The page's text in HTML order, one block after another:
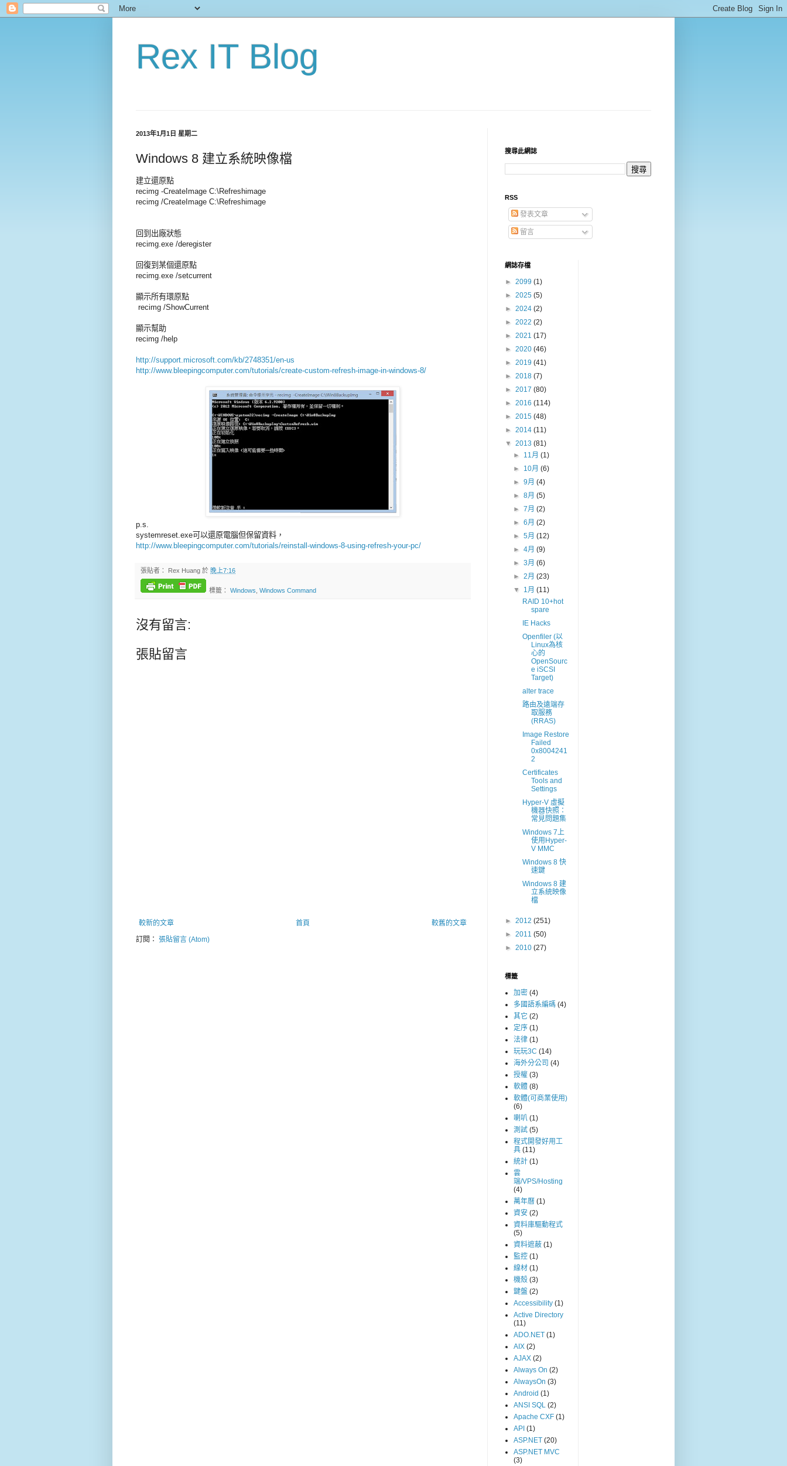
Rex IT Blog
2013年1月1日 星期二
Windows 8 建立系統映像檔
建立還原點
recimg -CreateImage C:\Refreshimage
recimg /CreateImage C:\Refreshimage
回到出廠狀態
recimg.exe /deregister
回復到某個還原點
recimg.exe /setcurrent
顯示所有環原點
recimg /ShowCurrent
顯示幫助
recimg /help
http://support.microsoft.com/kb/2748351/en-us
http://www.bleepingcomputer.com/tutorials/create-custom-refresh-image-in-windows-8/
p.s.
systemreset.exe可以還原電腦但保留資料，
http://www.bleepingcomputer.com/tutorials/reinstall-windows-8-using-refresh-your-pc/
張貼者： Rex Huang 於 晚上7:16
標籤：Windows ,Windows Command
沒有留言:
張貼留言
較新的文章 較舊的文章
首頁
訂閱： 張貼留言 (Atom)
搜尋此網誌
RSS
發表文章
留言
網誌存檔
► 2099 (1)
► 2025 (5)
► 2024 (2)
► 2022 (2)
► 2021 (17)
► 2020 (46)
► 2019 (41)
► 2018 (7)
► 2017 (80)
► 2016 (114)
► 2015 (48)
► 2014 (11)
▼ 2013 (81)
► 11月(1)
► 10月(6)
►9月(4)
►8月(5)
►7月(2)
►6月(2)
►5月(12)
►4月(9)
►3月(6)
►2月(23)
▼ 1月(11)
RAID 10+hot
spare
IE Hacks
Openfiler (以
Linux為核
心的
OpenSourc
e iSCSI
Target)
alter trace
路由及遠端存
取服務
(RRAS)
Image Restore
Failed
0x8004241
2
Certificates
Tools and
Settings
Hyper-V 虛擬
機器快照：
常見問題集
Windows 7上
使用Hyper-
V MMC
Windows 8 快
速鍵
Windows 8 建
立系統映像
檔
► 2012 (251)
► 2011 (50)
► 2010 (27)
標籤
加密 (4)
多國語系編碼 (4)
其它 (2)
定序 (1)
法律 (1)
玩玩3C (14)
海外分公司 (4)
授權 (3)
軟體 (8)
軟體(可商業使用)
(6)
喇叭 (1)
測試 (5)
程式開發好用工
具 (11)
統計 (1)
雲
端/VPS/Hosting
(4)
萬年曆 (1)
資安 (2)
資料庫驅動程式
(5)
資料遮蔽 (1)
監控 (1)
線材 (1)
機殼 (3)
鍵盤 (2)
Accessibility (1)
Active Directory
(11)
ADO.NET (1)
AIX (2)
AJAX (2)
Always On (2)
AlwaysOn (3)
Android (1)
ANSI SQL (2)
Apache CXF (1)
API (1)
ASP.NET (20)
ASP.NET MVC
(3)